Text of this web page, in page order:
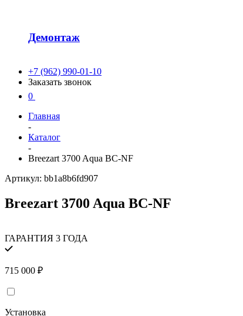
Демонтаж
+7 (962) 990-01-10
Заказать звонок
0
Главная
-
Каталог
-
Breezart 3700 Aqua BC-NF
Артикул: bb1a8b6fd907
Breezart 3700 Aqua BC-NF
ГАРАНТИЯ 3 ГОДА
715 000 ₽
Установка